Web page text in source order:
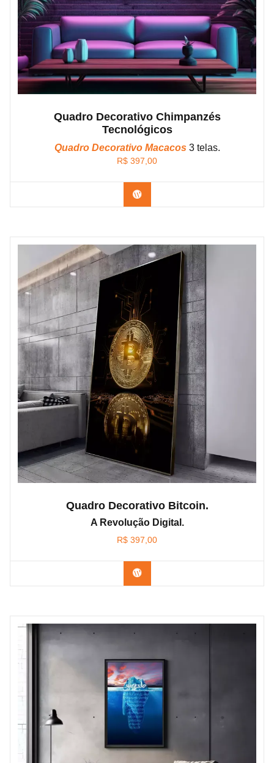
Quadro Decorativo Chimpanzés
Tecnológicos
Quadro Decorativo Macacos3 telas.
R$ 397,00
Confira os modelos
Quadro Decorativo Bitcoin.
A Revolução Digital.
R$ 397,00
Confira os modelos